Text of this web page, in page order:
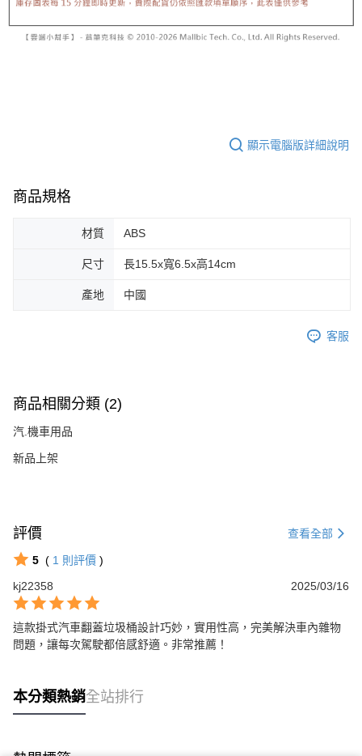
顯示電腦版詳細說明
商品規格
材質 ABS
尺寸 長15.5x寬6.5x高14cm
產地 中國
客服
商品相關分類 (2)
汽.機車用品
新品上架
評價 查看全部
5 ( 1 則評價 )
kj22358
2025/03/16
這款掛式汽車翻蓋垃圾桶設計巧妙，實用性高，完美解決車內雜物
問題，讓每次駕駛都倍感舒適。非常推薦！
本分類熱銷全站排行